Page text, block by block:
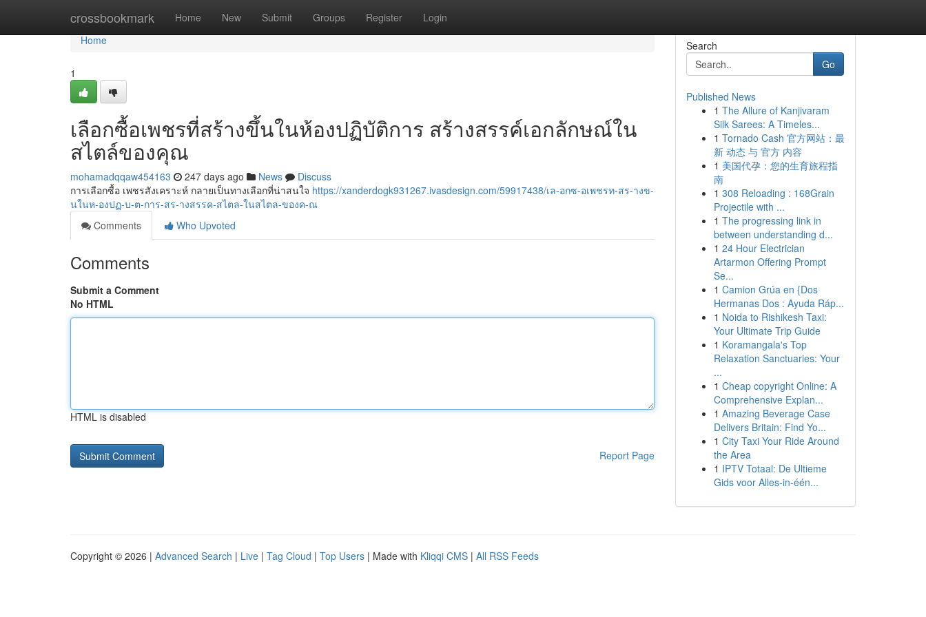
crossbookmark Home New Submit Groups Register Login
Home
Home
1
เลือกซื้อเพชรที่สร้างขึ้นในห้องปฏิบัติการ สร้างสรรค์เอกลักษณ์ใน
สไตล์ของคุณ
mohamadqqaw454163 247 days ago News
Discuss
การเลือกซื้อ เพชรสังเคราะห์ กลายเป็นทางเลือกที่น่าสนใจ https://xanderdogk931267.ivasdesign.com/59917438/เล-อกซ-อเพชรท-สร-างข-
นในห-องปฏ-บ-ต-การ-สร-างสรรค-สไตล-ในสไตล-ของค-ณ
Comments
Who Upvoted
Comments
Submit a Comment
No HTML
HTML is disabled
Report Page
Search
Go
Published News
1 The Allure of Kanjivaram
Silk Sarees: A Timeles...
1 Tornado Cash 官方网站：最
新 动态 与 官方 内容
1 美国代孕：您的生育旅程指
南
1 308 Reloading : 168Grain
Projectile with ...
1 The progressing link in
between understanding d...
1 24 Hour Electrician
Artarmon Offering Prompt
Se...
1 Camion Grúa en {Dos
Hermanas Dos : Ayuda Ráp...
1 Noida to Rishikesh Taxi:
Your Ultimate Trip Guide
1 Koramangala's Top
Relaxation Sanctuaries: Your
...
1 Cheap copyright Online: A
Comprehensive Explan...
1 Amazing Beverage Case
Delivers Britain: Find Yo...
1 City Taxi Your Ride Around
the Area
1 IPTV Totaal: De Ultieme
Gids voor Alles-in-één...
Copyright © 2026 | Advanced Search | Live | Tag Cloud | Top Users | Made with Kliqqi CMS | All RSS Feeds